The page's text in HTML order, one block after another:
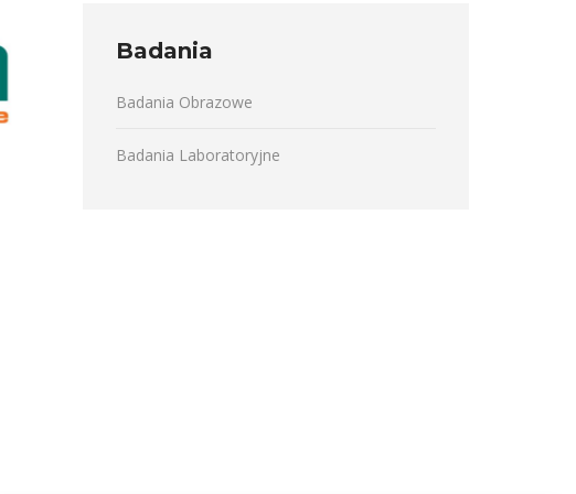
Badania
Badania Obrazowe
Badania Laboratoryjne